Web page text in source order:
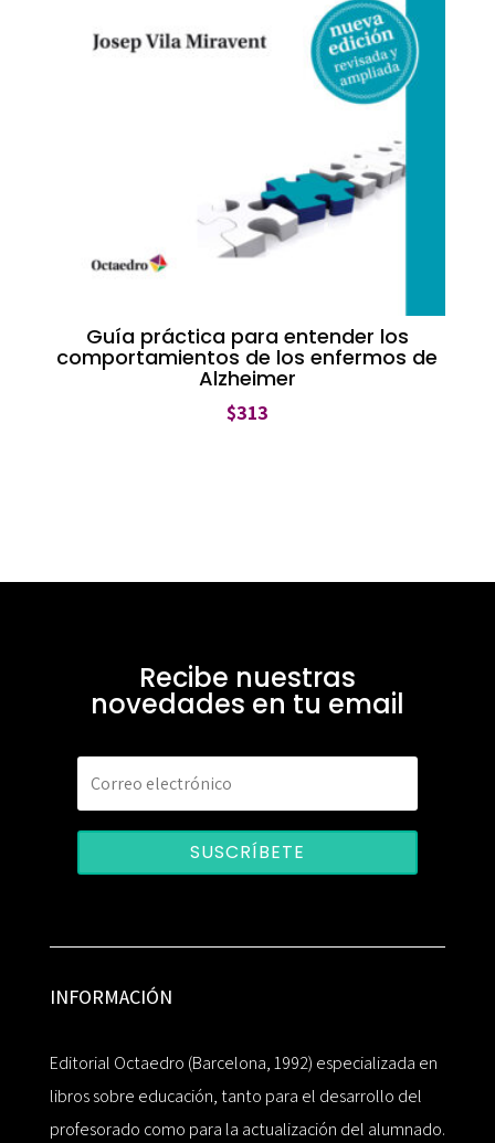
Guía práctica para entender los
comportamientos de los enfermos de
Alzheimer
$313
Recibe nuestras
novedades en tu email
SUSCRÍBETE
INFORMACIÓN
Editorial Octaedro (Barcelona, 1992) especializada en
libros sobre educación, tanto para el desarrollo del
profesorado como para la actualización del alumnado.